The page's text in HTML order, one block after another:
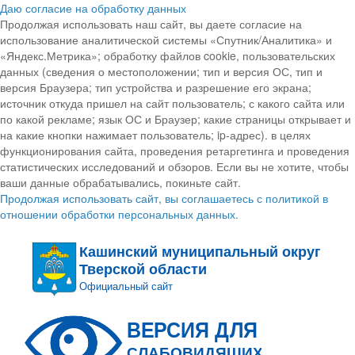
Даю согласие на обработку данных
Продолжая использовать наш сайт, вы даете согласие на
использование аналитической системы «Спутник/Аналитика» и
«Яндекс.Метрика»; обработку файлов cookie, пользовательских
данных (сведения о местоположении; тип и версия ОС, тип и
версия Браузера; тип устройства и разрешение его экрана;
источник откуда пришел на сайт пользователь; с какого сайта или
по какой рекламе; язык ОС и Браузер; какие страницы открывает и
на какие кнопки нажимает пользователь; ip-адрес). в целях
функционирования сайта, проведения ретаргетинга и проведения
статистических исследований и обзоров. Если вы не хотите, чтобы
ваши данные обрабатывались, покиньте сайт.
Продолжая использовать сайт, вы соглашаетесь с политикой в
отношении обработки персональных данных.